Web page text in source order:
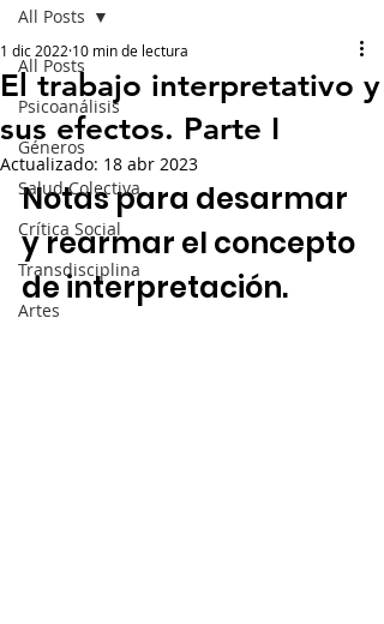
All Posts
Psicoanálisis
Géneros
Salud Colectiva
Crítica Social
Transdisciplina
Artes
All Posts
El trabajo interpretativo y
sus efectos. Parte I
1 dic 2022 10 min de lectura
Actualizado: 18 abr 2023
Notas para desarmar
y rearmar el concepto
de interpretación.